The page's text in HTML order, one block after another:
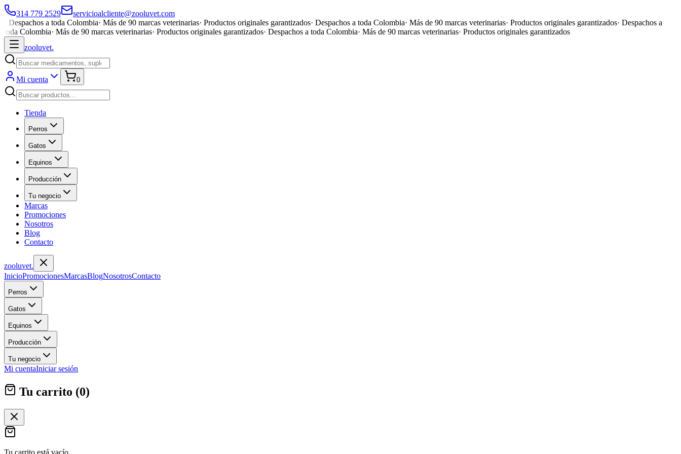
314 779 2529
servicioalcliente@zooluvet.com
Despachos a toda Colombia· Más de 90 marcas veterinarias· Productos originales garantizados· Despachos a toda Colombia· Más de 90 marcas veterinarias· Productos originales garantizados· Despachos a
toda Colombia· Más de 90 marcas veterinarias· Productos originales garantizados· Despachos a toda Colombia· Más de 90 marcas veterinarias· Productos originales garantizados
zooluvet.
Mi cuenta 0
Tienda
Perros
Gatos
Equinos
Producción
Tu negocio
Marcas
Promociones
Nosotros
Blog
Contacto
zooluvet.
InicioPromocionesMarcasBlogNosotrosContacto
Perros
Gatos
Equinos
Producción
Tu negocio
Mi cuentaIniciar sesión
Tu carrito (0)
Tu carrito está vacío